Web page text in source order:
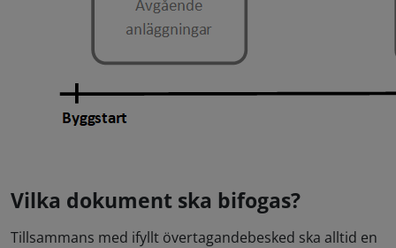
Vilka dokument ska bifogas?
Tillsammans med ifyllt övertagandebesked ska alltid en